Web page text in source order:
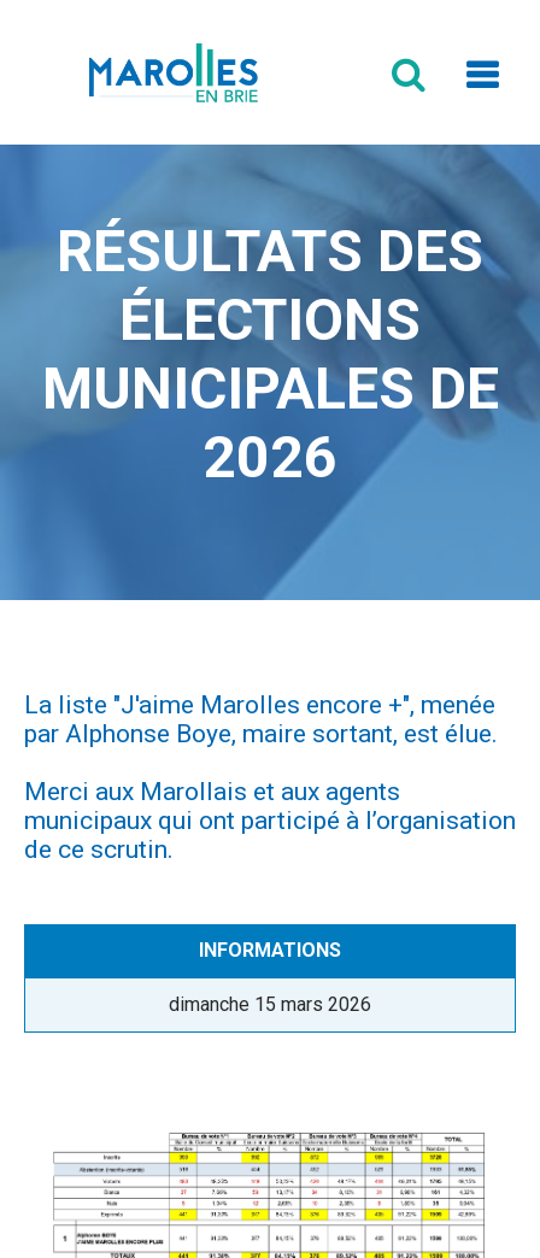
Formulaire
RÉSULTATS DES
ÉLECTIONS
MUNICIPALES DE
2026
La liste "J'aime Marolles encore +", menée
par Alphonse Boye, maire sortant, est élue.
Merci aux Marollais et aux agents
municipaux qui ont participé à l’organisation
de ce scrutin.
CATÉGORIE :
INFORMATIONS
Publié
le
dimanche 15 mars 2026